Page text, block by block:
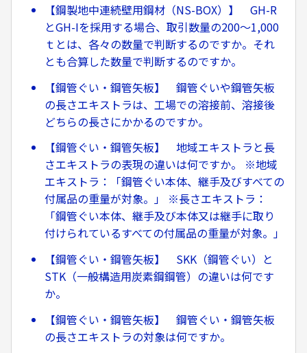
【鋼製地中連続壁用鋼材（NS-BOX）】 GH-R
とGH-Iを採用する場合、取引数量の200〜1,000
ｔとは、各々の数量で判断するのですか。それ
とも合算した数量で判断するのですか。
【鋼管ぐい・鋼管矢板】 鋼管ぐいや鋼管矢板
の長さエキストラは、工場での溶接前、溶接後
どちらの長さにかかるのですか。
【鋼管ぐい・鋼管矢板】 地域エキストラと長
さエキストラの表現の違いは何ですか。 ※地域
エキストラ：「鋼管ぐい本体、継手及びすべての
付属品の重量が対象。」 ※長さエキストラ：
「鋼管ぐい本体、継手及び本体又は継手に取り
付けられているすべての付属品の重量が対象。」
【鋼管ぐい・鋼管矢板】 SKK（鋼管ぐい）と
STK（一般構造用炭素鋼鋼管）の違いは何です
か。
【鋼管ぐい・鋼管矢板】 鋼管ぐい・鋼管矢板
の長さエキストラの対象は何ですか。